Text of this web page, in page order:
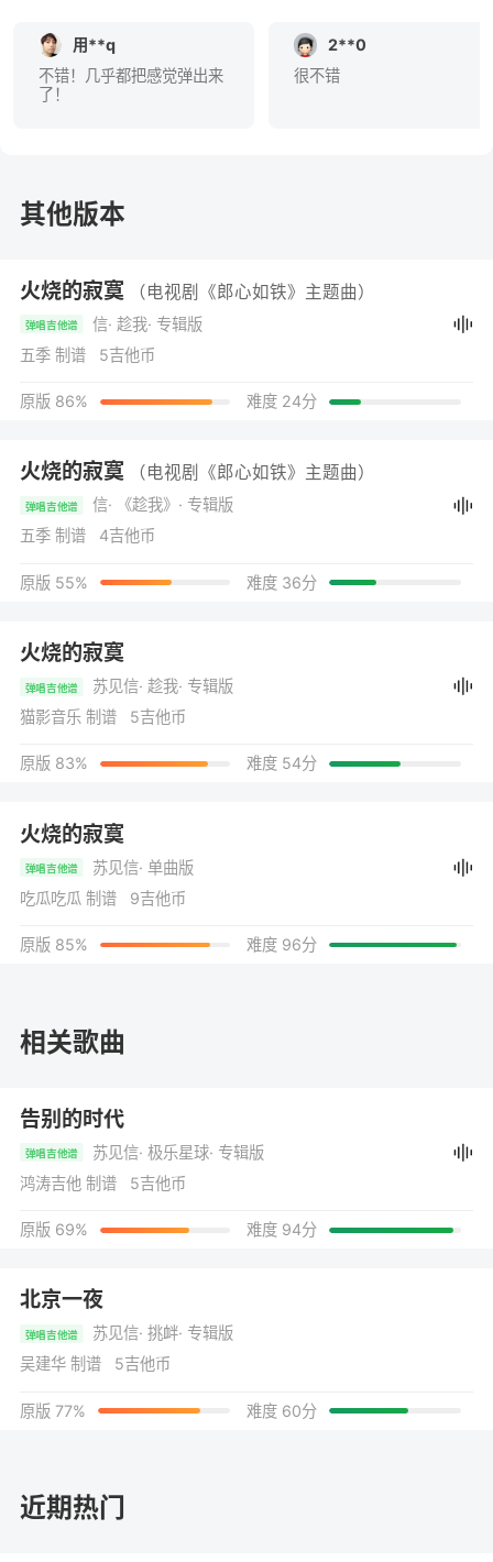
用**q
不错！几乎都把感觉弹出来
了！
2**0
很不错
其他版本
火烧的寂寞 （电视剧《郎心如铁》主题曲）
弹唱吉他谱 信· 趁我· 专辑版
五季 制谱 5吉他币
原版 86% 难度 24分
火烧的寂寞 （电视剧《郎心如铁》主题曲）
弹唱吉他谱 信· 《趁我》 · 专辑版
五季 制谱 4吉他币
原版 55% 难度 36分
火烧的寂寞
弹唱吉他谱 苏见信· 趁我· 专辑版
猫影音乐 制谱 5吉他币
原版 83% 难度 54分
火烧的寂寞
弹唱吉他谱 苏见信· 单曲版
吃瓜吃瓜 制谱 9吉他币
原版 85% 难度 96分
相关歌曲
告别的时代
弹唱吉他谱 苏见信· 极乐星球· 专辑版
鸿涛吉他 制谱 5吉他币
原版 69% 难度 94分
北京一夜
弹唱吉他谱 苏见信· 挑衅· 专辑版
吴建华 制谱 5吉他币
原版 77% 难度 60分
近期热门